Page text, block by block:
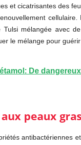
et cicatrisantes des
mélangée avec
le mélange pour
De
peaux
antibactériennes